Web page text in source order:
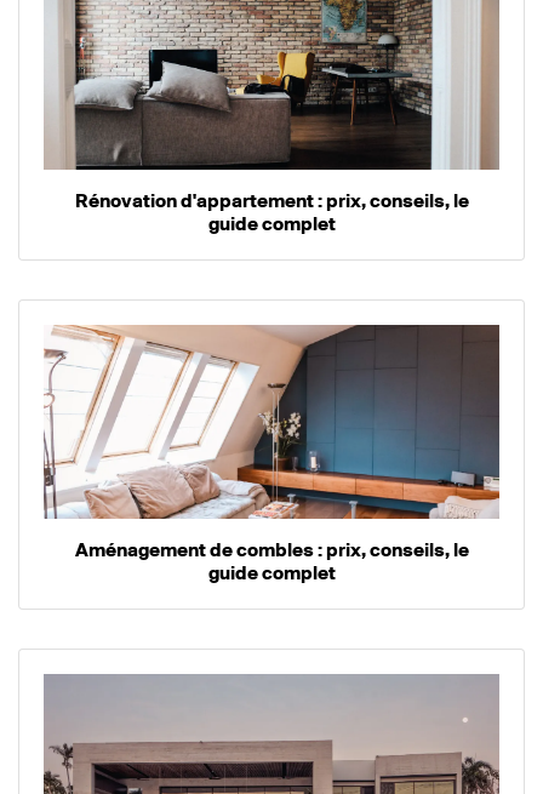
Rénovation d'appartement : prix, conseils, le
guide complet
Aménagement de combles : prix, conseils, le
guide complet